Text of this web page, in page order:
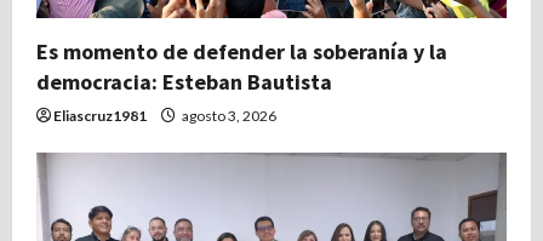
Es momento de defender la soberanía y la
democracia: Esteban Bautista
Eliascruz1981 agosto 3, 2026